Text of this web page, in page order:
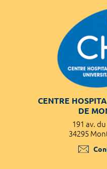
CENTRE
DE
191 av.
34295